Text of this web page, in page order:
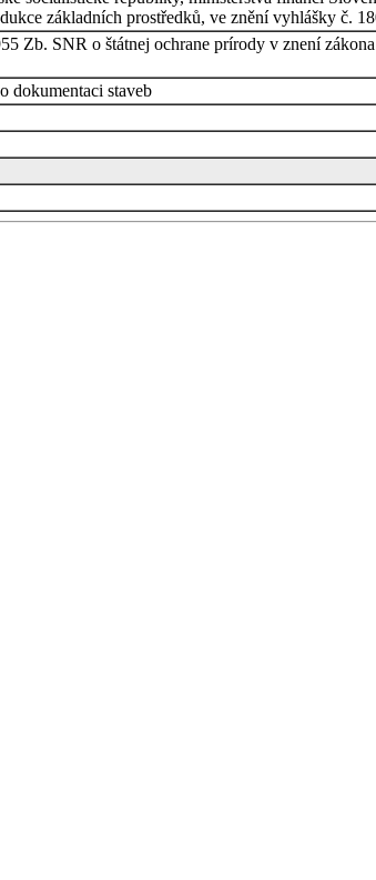
základních prostředků, ve znění vyhlášky č.
Zb. SNR o štátnej ochrane prírody v znení
dokumentaci staveb